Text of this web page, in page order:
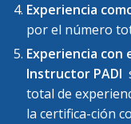
Experiencia
por el número
Experiencia con
Instructor PADI
total de
la certifica-ción